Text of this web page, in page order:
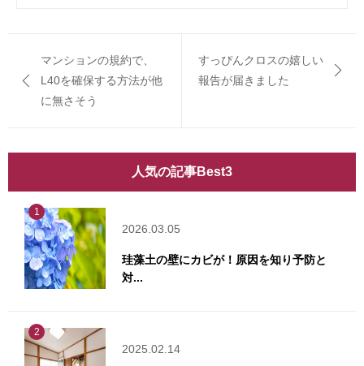
マンションの規約で、
L40を確保する方法が他
に無さそう
すっぴんクロスの嬉しい
報告が届きました
人気の記事Best3
1
2026.03.05
珪藻土の壁にカビが！原因を知り予防と
対...
2
2025.02.14